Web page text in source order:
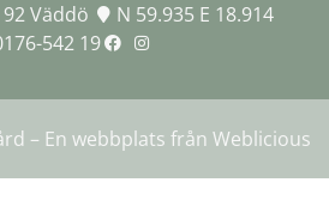
Väddö
N 59.935 E 18.914
542 19
– En webbplats från Weblicious